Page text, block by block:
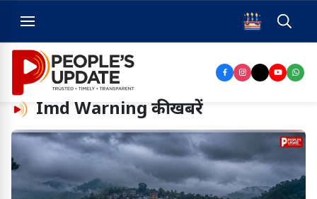
Imd Warning की खबरें